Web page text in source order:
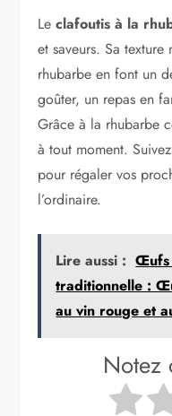
Leclafoutis à la
et saveurs. Sa
rhubarbe en font un
goûter, un repas en
Grâce à la rhubarbe
à tout moment.
pour régaler vos
l’ordinaire.
Lire aussi : Œufs
traditionnelle :
au vin rouge et
Notez